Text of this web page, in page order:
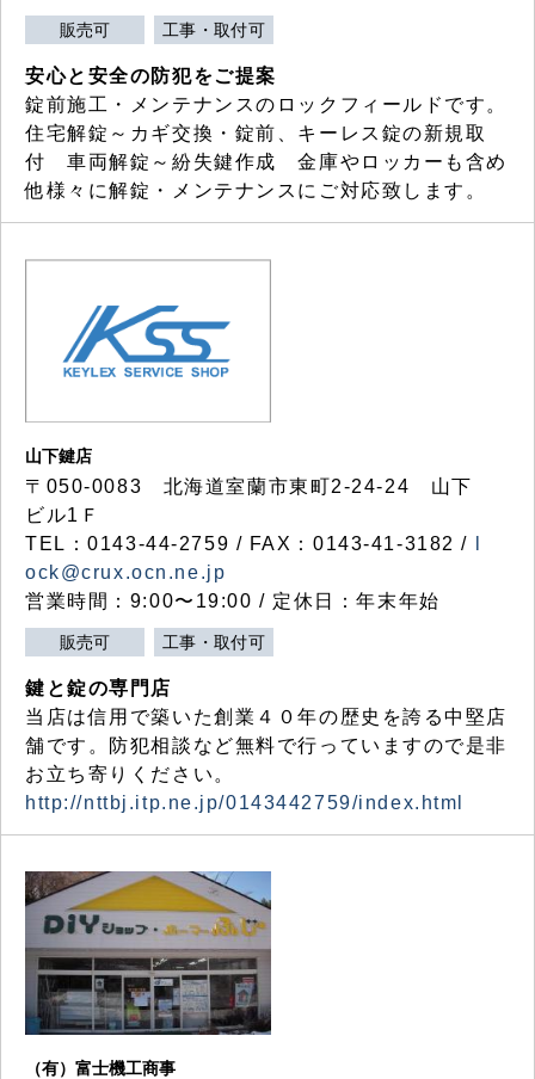
販売可 工事・取付可
安心と安全の防犯をご提案
錠前施工・メンテナンスのロックフィールドです。
住宅解錠～カギ交換・錠前、キーレス錠の新規取
付 車両解錠～紛失鍵作成 金庫やロッカーも含め
他様々に解錠・メンテナンスにご対応致します。
山下鍵店
〒050-0083 北海道室蘭市東町2-24-24 山下
ビル1Ｆ
TEL：0143-44-2759 / FAX：0143-41-3182 /
ock@crux.ocn.ne.jp
営業時間：9:00〜19:00 / 定休日：年末年始
販売可 工事・取付可
鍵と錠の専門店
当店は信用で築いた創業４０年の歴史を誇る中堅店
舗です。防犯相談など無料で行っていますので是非
お立ち寄りください。
http://nttbj.itp.ne.jp/0143442759/index.html
（有）富士機工商事